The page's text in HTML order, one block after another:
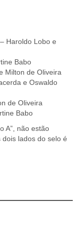
Haroldo Lobo e
Babo
Milton de Oliveira
e Oswaldo
de Oliveira
Babo
A”, não estão
dois lados do selo é